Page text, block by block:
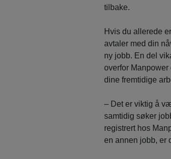
tilbake.
Hvis du allerede
avtaler med din
ny jobb. En del
overfor
dine fremtidige
– Det er viktig å
samtidig søker
registrert hos
en annen jobb, er